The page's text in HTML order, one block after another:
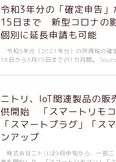
令和3年分の「確定申告
15日まで 新型コロナの
個別に延長申請も可能
令和3年分（2021年分）の所得税の確
16日から3月15日までの1カ月間。
ニトリ、IoT関連製品の販
供開始 「スマートリモコ
「スマートプラグ」「ス
ンアップ
株式会社ニトリは9月中旬から、一部